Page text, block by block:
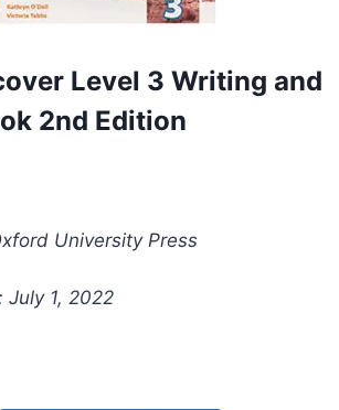
Level 3 Writing and
2nd Edition
University Press
July 1, 2022